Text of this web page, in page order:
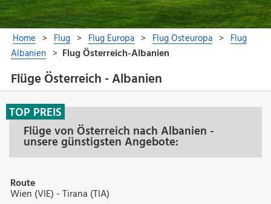
Flüge Österreich - Albanien
Flüge von Österreich nach Albanien -
unsere günstigsten Angebote:
TOP PREIS
Route
Wien (VIE) - Tirana (TIA)